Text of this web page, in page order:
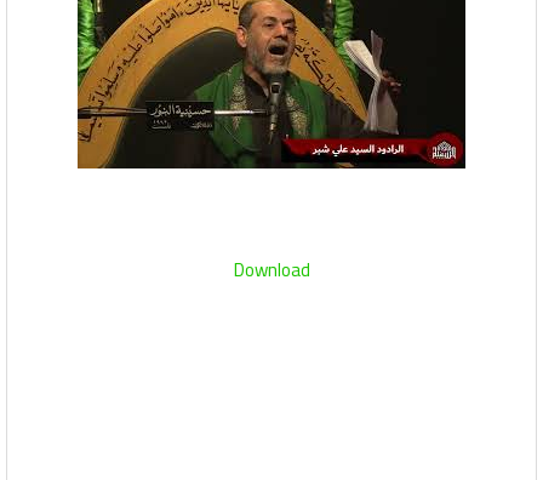
Download